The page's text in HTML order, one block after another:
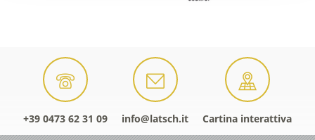
+39 0473 62 31 09 info@latsch.it Cartina interattiva